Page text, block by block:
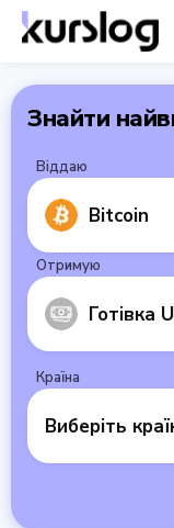
Знайти
Віддаю
Bitcoin
Отримую
Готівка
Країна
Виберіть